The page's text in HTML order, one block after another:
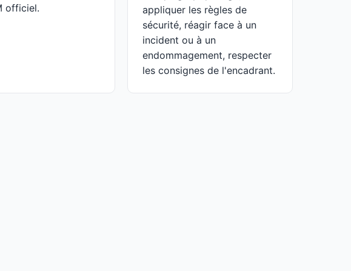
officiel.
appliquer les règles de
sécurité, réagir face à un
incident ou à un
endommagement, respecter
les consignes de l'encadrant.